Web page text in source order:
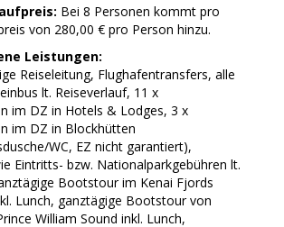
Bei 8 Personen kommt pro
von 280,00 € pro Person hinzu.
Leistungen:
Reiseleitung, Flughafentransfers, alle
lt. Reiseverlauf, 11 x
im DZ in Hotels & Lodges, 3 x
im DZ in Blockhütten
WC, EZ nicht garantiert),
Eintritts- bzw. Nationalparkgebühren lt.
Bootstour im Kenai Fjords
Lunch, ganztägige Bootstour von
William Sound inkl. Lunch,